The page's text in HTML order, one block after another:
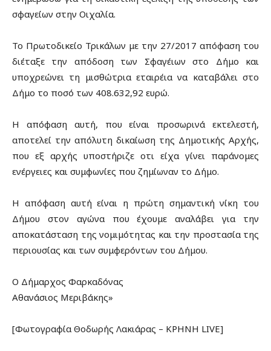
σφαγείων στην Οιχαλία.
Το Πρωτοδικείο Τρικάλων με την 27/2017 απόφαση του
διέταξε την απόδοση των Σφαγέιων στο Δήμο και
υποχρεώνει τη μισθώτρια εταιρέια να καταβάλει στο
Δήμο το ποσό των 408.632,92 ευρώ.
Η απόφαση αυτή, που είναι προσωρινά εκτελεστή,
αποτελεί την απόλυτη δικαίωση της Δημοτικής Αρχής,
που εξ αρχής υποστήριζε οτι είχα γίνει παράνομες
ενέργειες και συμφωνίες που ζημίωναν το Δήμο.
Η απόφαση αυτή είναι η πρώτη σημαντική νίκη του
Δήμου στον αγώνα που έχουμε αναλάβει για την
αποκατάσταση της νομιμότητας και την προστασία της
περιουσίας και των συμφερόντων του Δήμου.
Ο Δήμαρχος Φαρκαδόνας
Αθανάσιος Μεριβάκης»
[Φωτογραφία Θοδωρής Λακιάρας – ΚΡΗΝΗ LIVE]